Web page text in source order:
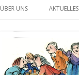
ÜBER UNS AKTUELLES